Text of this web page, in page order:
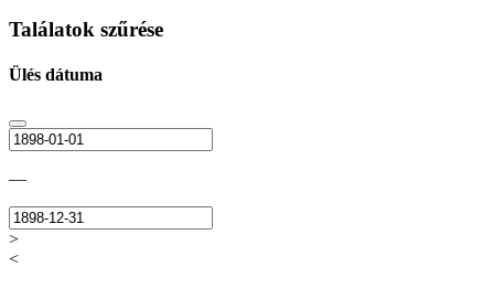
Találatok szűrése
Ülés dátuma
—
>
<